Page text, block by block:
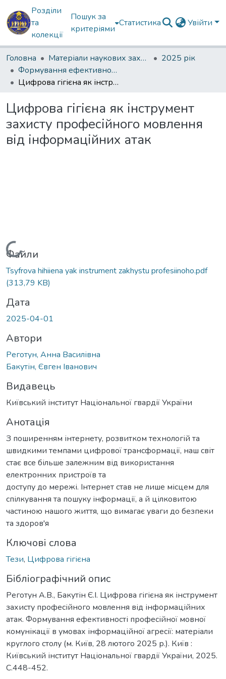
Розділи
та
колекції
Пошук за
критеріями
Статистика Увійти
Головна Матеріали наукових заходів
2025 рік
Формування ефективності професійної мовної комунікації в умовах інформаційної агресії
Цифрова гігієна як інструмент захисту професійного мовлення від інформаційних атак
Цифрова гігієна як інструмент
захисту професійного мовлення
від інформаційних атак
Вантажиться...
Файли
Tsyfrova hihiiena yak instrument zakhystu profesiinoho.pdf
(313,79 KB)
Дата
2025-04-01
Автори
Реготун, Анна Василівна
Бакутін, Євген Іванович
Видавець
Київський інститут Національної гвардії України
Анотація
З поширенням інтернету, розвитком технологій та
швидкими темпами цифрової трансформації, наш світ
стає все більше залежним від використання
електронних пристроїв та
доступу до мережі. Інтернет став не лише місцем для
спілкування та пошуку інформації, а й цілковитою
частиною нашого життя, що вимагає уваги до безпеки
та здоров'я
Ключові слова
Тези, Цифрова гігієна
Бібліографічний опис
Реготун А.В., Бакутін Є.І. Цифрова гігієна як інструмент
захисту професійного мовлення від інформаційних
атак. Формування ефективності професійної мовної
комунікації в умовах інформаційної агресії: матеріали
круглого столу (м. Київ, 28 лютого 2025 р.). Київ :
Київський інститут Національної гвардії України, 2025.
С.448-452.